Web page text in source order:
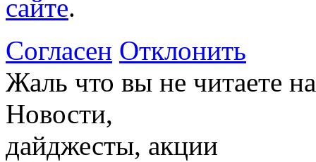
сайте.
Согласен Отклонить
Жаль что вы не читаете
Новости,
дайджесты, акции